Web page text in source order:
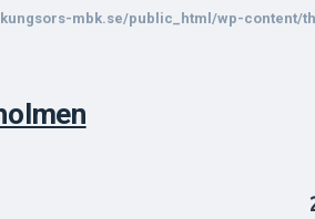
mbk.se/public_html/wp-content/